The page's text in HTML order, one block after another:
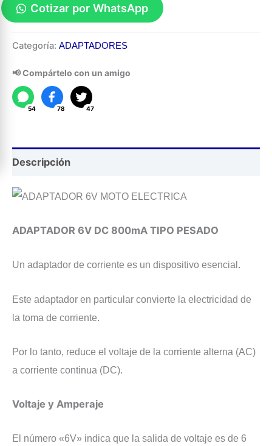
Cotizar por WhatsApp
6V
DC
800mA
Tipo
Categoría: ADAPTADORES
📢 Compártelo con un amigo
54 78 47
Descripción
ADAPTADOR 6V DC 800mA TIPO PESADO
Un adaptador de corriente es un dispositivo esencial.
Este adaptador en particular convierte la electricidad de
la toma de corriente.
Por lo tanto, reduce el voltaje de la corriente alterna (AC)
a corriente continua (DC).
Voltaje y Amperaje
El número «6V» indica que la salida de voltaje es de 6